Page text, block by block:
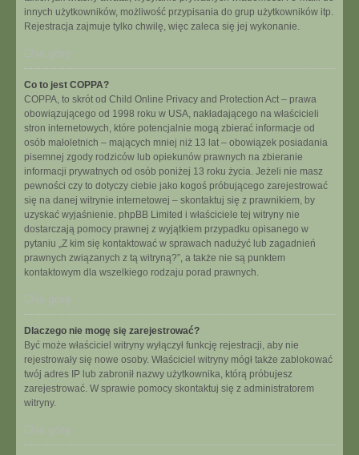
innych użytkowników, możliwość przypisania do grup użytkowników itp.
Rejestracja zajmuje tylko chwilę, więc zaleca się jej wykonanie.
Na górę
Co to jest COPPA?
COPPA, to skrót od Child Online Privacy and Protection Act – prawa
obowiązującego od 1998 roku w USA, nakładającego na właścicieli
stron internetowych, które potencjalnie mogą zbierać informacje od
osób małoletnich – mających mniej niż 13 lat – obowiązek posiadania
pisemnej zgody rodziców lub opiekunów prawnych na zbieranie
informacji prywatnych od osób poniżej 13 roku życia. Jeżeli nie masz
pewności czy to dotyczy ciebie jako kogoś próbującego zarejestrować
się na danej witrynie internetowej – skontaktuj się z prawnikiem, by
uzyskać wyjaśnienie. phpBB Limited i właściciele tej witryny nie
dostarczają pomocy prawnej z wyjątkiem przypadku opisanego w
pytaniu „Z kim się kontaktować w sprawach nadużyć lub zagadnień
prawnych związanych z tą witryną?”, a także nie są punktem
kontaktowym dla wszelkiego rodzaju porad prawnych.
Na górę
Dlaczego nie mogę się zarejestrować?
Być może właściciel witryny wyłączył funkcję rejestracji, aby nie
rejestrowały się nowe osoby. Właściciel witryny mógł także zablokować
twój adres IP lub zabronił nazwy użytkownika, którą próbujesz
zarejestrować. W sprawie pomocy skontaktuj się z administratorem
witryny.
Na górę